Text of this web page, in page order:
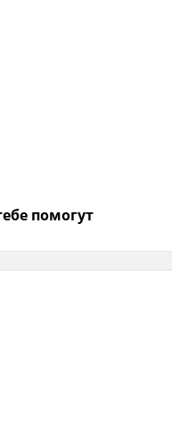
помогут